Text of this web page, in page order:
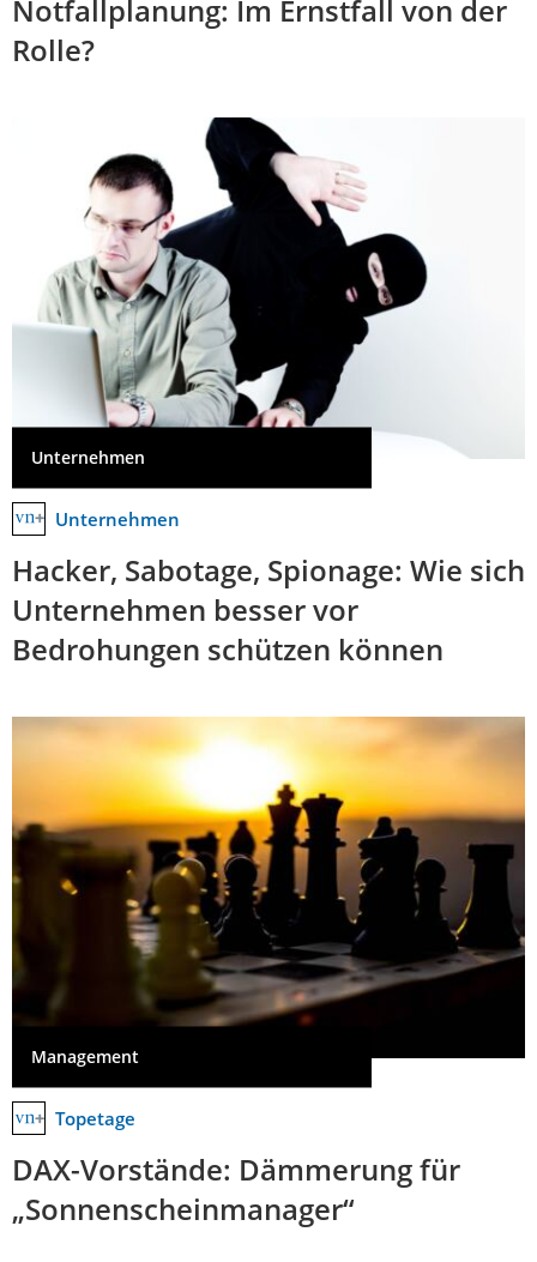
Notfallplanung: Im Ernstfall von der
Rolle?
Unternehmen
Unternehmen
Hacker, Sabotage, Spionage: Wie sich
Unternehmen besser vor
Bedrohungen schützen können
Management
Topetage
DAX-Vorstände: Dämmerung für
„Sonnenscheinmanager“